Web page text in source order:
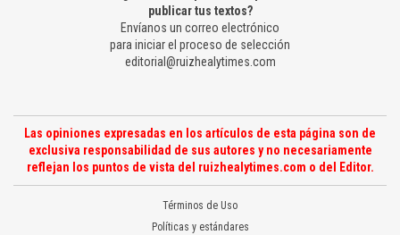
publicar tus textos?
Envíanos un correo electrónico
para iniciar el proceso de selección
editorial@ruizhealytimes.com
Las opiniones expresadas en los artículos de esta página son de
exclusiva responsabilidad de sus autores y no necesariamente
reflejan los puntos de vista del ruizhealytimes.com o del Editor.
Términos de Uso
Políticas y estándares